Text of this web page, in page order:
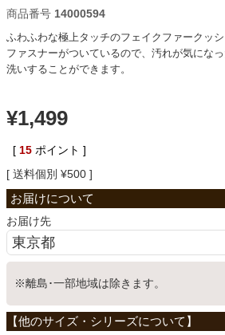
食器棚・キッチン収納
収納家具
こたつ
商品番号 14000594
ふわふわな極上タッチのフェイクファークッ
ファスナーがついているので、汚れが気にな
洗いすることができます。
¥1,499
[ 15 ポイント ]
送料個別 ¥500
お届け先
※離島･一部地域は除きます。